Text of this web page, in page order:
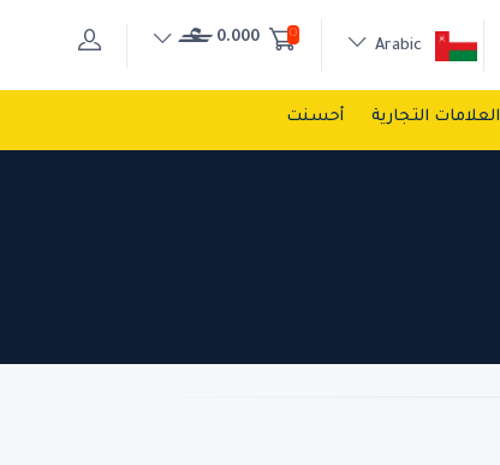
0
0.000
العلامات التجارية أحسنت